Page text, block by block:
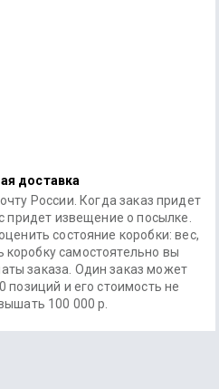
доставка
России. Когда заказ придет
придет извещение о посылке.
состояние коробки: вес,
коробку самостоятельно вы
заказа. Один заказ может
и его стоимость не
100 000 р.